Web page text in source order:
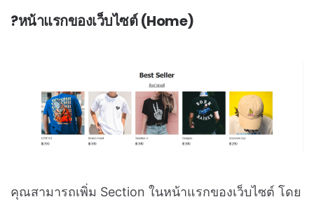
?หน้าแรกของเว็บไซต์ (Home)
คุณสามารถเพิ่ม Section ในหน้าแรกของเว็บไซต์ โดย